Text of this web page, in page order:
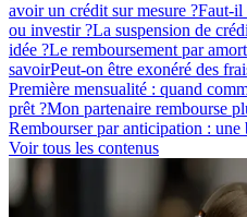
avoir un crédit sur mesure ?Faut-il
ou investir ?La suspension de
idée ?Le remboursement par
savoirPeut-on être exonéré des
Première mensualité : quand
prêt ?Mon partenaire rembourse
Rembourser par anticipation : une
Voir tous les contenus